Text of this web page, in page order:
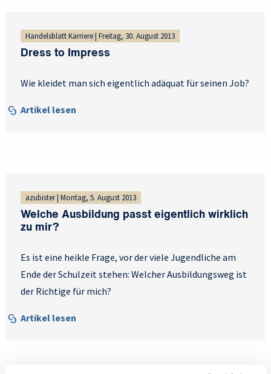
Handelsblatt Karriere | Freitag, 30. August 2013
Dress to Impress
Wie kleidet man sich eigentlich adäquat für seinen Job?
Artikel lesen
azubister | Montag, 5. August 2013
Welche Ausbildung passt eigentlich wirklich
zu mir?
Es ist eine heikle Frage, vor der viele Jugendliche am
Ende der Schulzeit stehen: Welcher Ausbildungsweg ist
der Richtige für mich?
Artikel lesen